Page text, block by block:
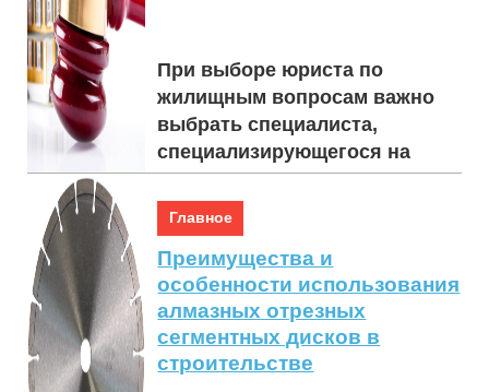
При выборе юриста по
жилищным вопросам важно
выбрать специалиста,
специализирующегося на
недвижимости или жилищном
праве. Эта область права
может...
Главное
Преимущества и
особенности использования
алмазных отрезных
сегментных дисков в
строительстве